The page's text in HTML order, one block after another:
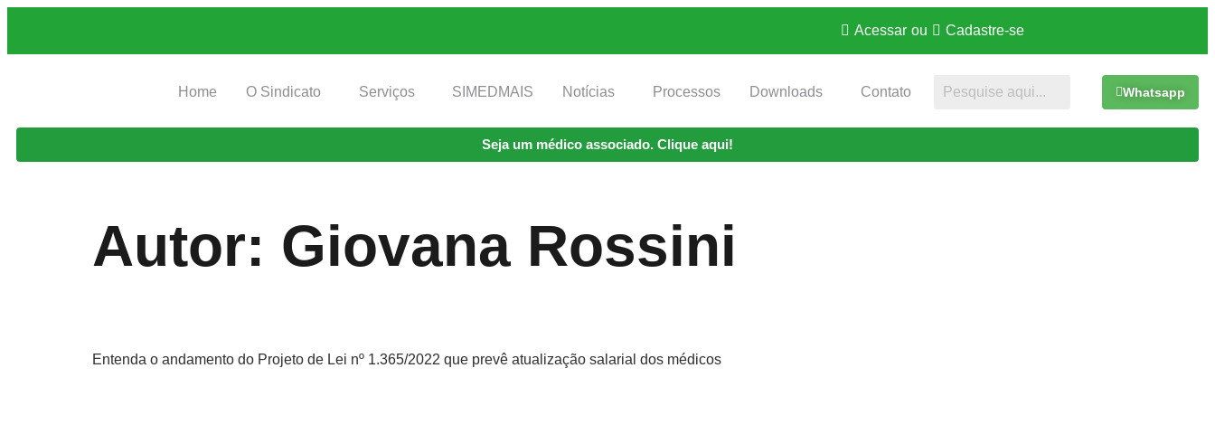
Acessar ou Cadastre-se
Home O Sindicato Serviços SIMEDMAIS Notícias Processos Downloads Contato Whatsapp
Seja um médico associado. Clique aqui!
Autor: Giovana Rossini
Entenda o andamento do Projeto de Lei nº 1.365/2022 que prevê atualização salarial dos médicos